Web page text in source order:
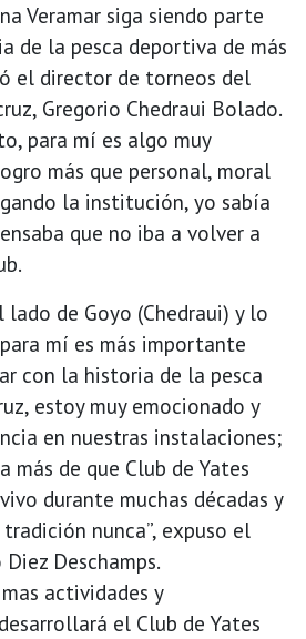
Veramar siga siendo parte
de la pesca deportiva de más
el director de torneos del
Gregorio Chedraui Bolado.
para mí es algo muy
más que personal, moral
la institución, yo sabía
que no iba a volver a
de Goyo (Chedraui) y lo
mí es más importante
con la historia de la pesca
estoy muy emocionado y
en nuestras instalaciones;
más de que Club de Yates
durante muchas décadas y
nunca”, expuso el
Deschamps.
actividades y
el Club de Yates